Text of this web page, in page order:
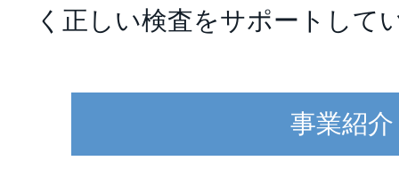
く正しい検査をサポートして
事業紹介